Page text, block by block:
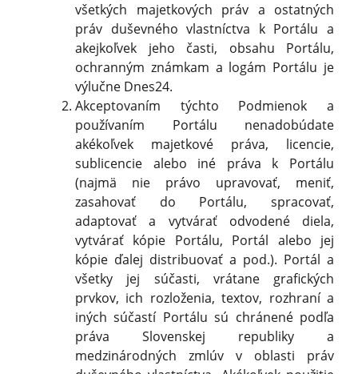
všetkých majetkových práv a ostatných
práv duševného vlastníctva k Portálu a
akejkoľvek jeho časti, obsahu Portálu,
ochranným známkam a logám Portálu je
výlučne Dnes24.
Akceptovaním týchto Podmienok a
používaním Portálu nenadobúdate
akékoľvek majetkové práva, licencie,
sublicencie alebo iné práva k Portálu
(najmä nie právo upravovať, meniť,
zasahovať do Portálu, spracovať,
adaptovať a vytvárať odvodené diela,
vytvárať kópie Portálu, Portál alebo jej
kópie ďalej distribuovať a pod.). Portál a
všetky jej súčasti, vrátane grafických
prvkov, ich rozloženia, textov, rozhraní a
iných súčastí Portálu sú chránené podľa
práva Slovenskej republiky a
medzinárodných zmlúv v oblasti práv